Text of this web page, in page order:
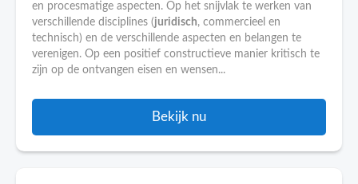
en procesmatige aspecten. Op het snijvlak te werken van
verschillende disciplines (juridisch, commercieel en
technisch) en de verschillende aspecten en belangen te
verenigen. Op een positief constructieve manier kritisch te
zijn op de ontvangen eisen en wensen...
Bekijk nu